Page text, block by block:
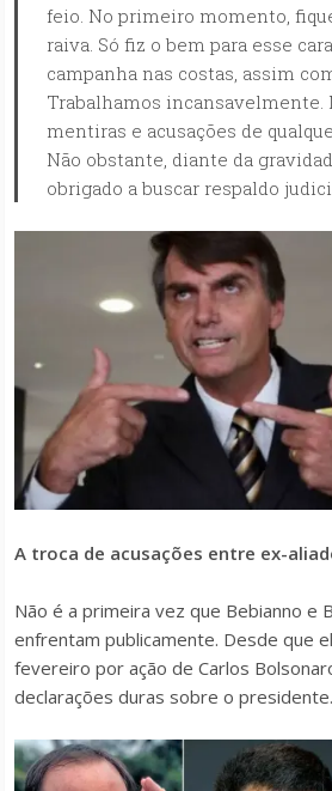
feio. No primeiro momento,
raiva. Só fiz o bem para esse
campanha nas costas, assim
Trabalhamos incansavelmente.
mentiras e acusações de
Não obstante, diante da
obrigado a buscar respaldo
A troca de acusações entre ex-
Não é a primeira vez que Bebianno e
enfrentam publicamente. Desde que
fevereiro por ação de Carlos
declarações duras sobre o presidente.